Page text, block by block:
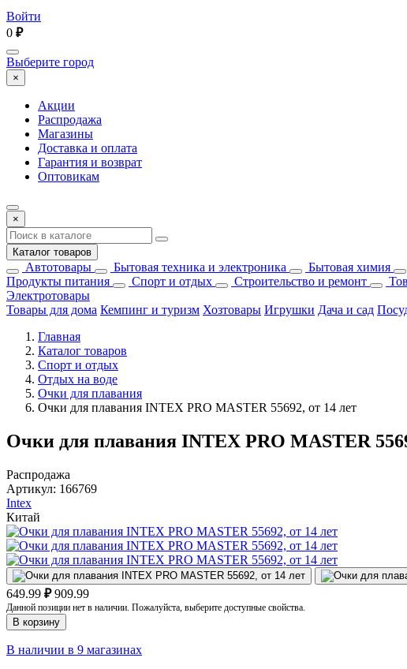
Войти
0 ₽
Выберите город
×
Акции
Распродажа
Магазины
Доставка и оплата
Гарантия и возврат
Оптовикам
×
Каталог товаров
Автотовары Бытовая техника и электроника Бытовая химия
Продукты питания
Спорт и отдых Строительство и ремонт
Электротовары
Товары для дома Кемпинг и туризм Хозтовары Игрушки Дача и сад
Главная
Каталог товаров
Спорт и отдых
Отдых на воде
Очки для плавания
Очки для плавания INTEX PRO MASTER 55692, от 14 лет
Очки для плавания INTEX PRO MASTER
Распродажа
Артикул: 166769
Intex
Китай
649.99 ₽ 909.99
Данной позиции нет в наличии. Пожалуйста, выберите доступные свойства.
В корзину
В наличии в 9 магазинах